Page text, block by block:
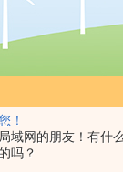
！
域网的朋友！有什
吗？